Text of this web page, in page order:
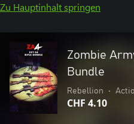
Zu Hauptinhalt springen
Zombie
Bundle
Rebellion •
CHF 4.10